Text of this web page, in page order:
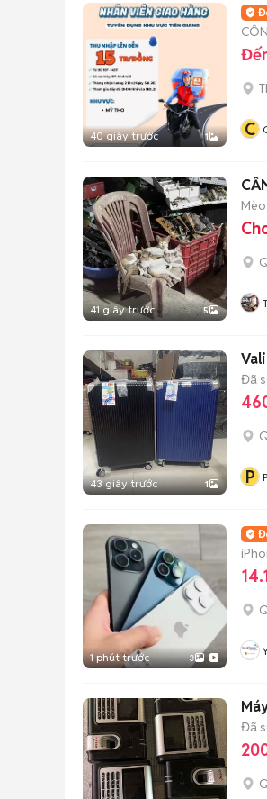
40 giây trước 1 C
41 giây trước 5
Mèo
43 giây trước 1
Đã
P
1 phút trước 3
Đã